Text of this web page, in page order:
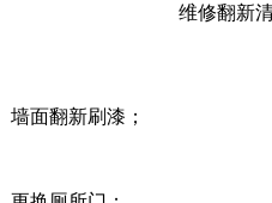
维修翻新
、墙面翻新刷漆；